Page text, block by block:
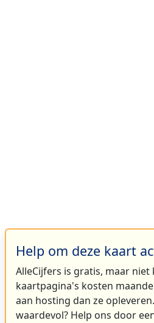
Help om deze kaart
AlleCijfers is gratis, maar
kaartpagina's kosten
aan hosting dan ze
waardevol? Help ons door